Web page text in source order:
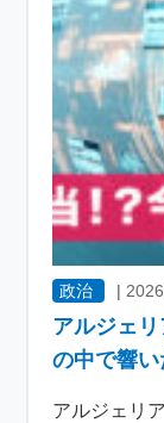
政治 |
アルジェ
の中で響い
アルジェリ